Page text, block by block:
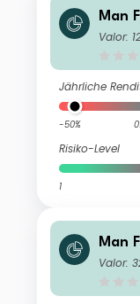
Man
ging
Valor:
Jährliche
-50%
Risiko-Level
1
Man
ging
Valor: